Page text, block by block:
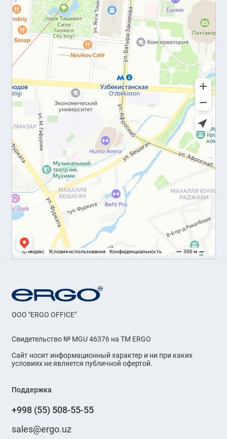
OOO "ERGO OFFICE"
Свидетельство № MGU 46376 на ТМ ERGO
Сайт носит информационный характер и ни при каких
условиях не является публичной офертой.
Поддержка
+998 (55) 508-55-55
sales@ergo.uz